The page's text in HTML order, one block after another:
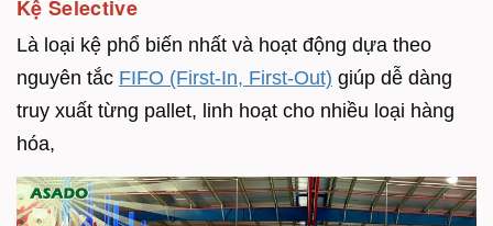
Kệ Selective
Là loại kệ phổ biến nhất và hoạt động dựa theo
nguyên tắc FIFO (First-In, First-Out) giúp dễ dàng
truy xuất từng pallet, linh hoạt cho nhiều loại hàng
hóa,